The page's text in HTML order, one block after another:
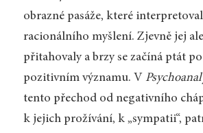
obrazné pasáže, které
racionálního myšlení. Zjevně jej
přitahovaly a brzy se začíná ptát
pozitivním významu. V
tento přechod od negativního
k jejich prožívání, k „sympatii“,